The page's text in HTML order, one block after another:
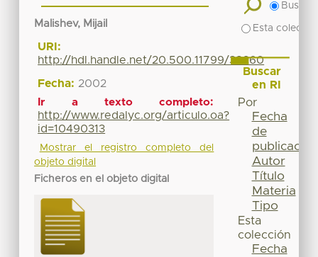
Malishev, Mijail
URI:
http://hdl.handle.net/20.500.11799/38260
Fecha: 2002
Ir a texto completo:
http://www.redalyc.org/articulo.oa?
id=10490313
Mostrar el registro completo del
objeto digital
Ficheros en el objeto digital
Buscar
Esta
Buscar
en RI
Por
Fecha
de
publicación
Autor
Título
Materia
Tipo
Esta
colección
Fecha